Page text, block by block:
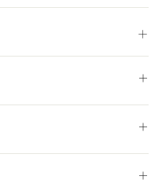
稿